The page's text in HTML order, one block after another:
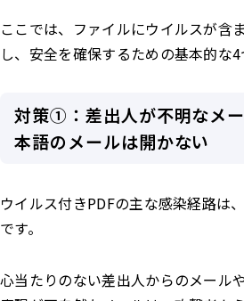
ここでは、ファイルにウイルスが含
し、安全を確保するための基本的な4
対策①：差出人が不明なメ
本語のメールは開かない
ウイルス付きPDFの主な感染経路は、
です。
心当たりのない差出人からのメール